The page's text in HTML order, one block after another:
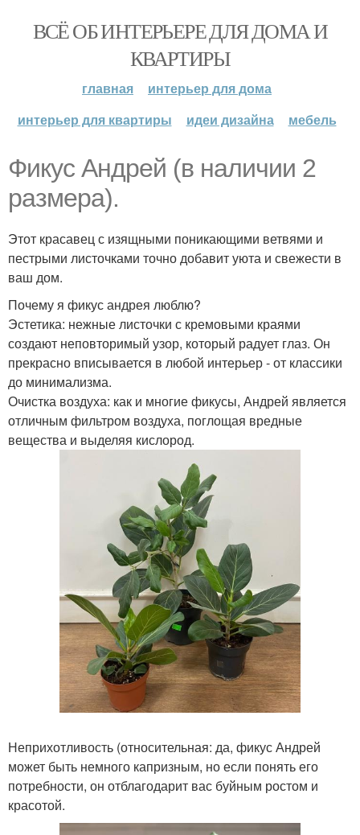
ВСЁ ОБ ИНТЕРЬЕРЕ ДЛЯ ДОМА И
КВАРТИРЫ
главная
интерьер для дома
интерьер для квартиры
идеи дизайна мебель
Фикус Андрей (в наличии 2
размера).
Этот красавец с изящными поникающими ветвями и
пестрыми листочками точно добавит уюта и свежести в
ваш дом.
Почему я фикус андрея люблю?
Эстетика: нежные листочки с кремовыми краями
создают неповторимый узор, который радует глаз. Он
прекрасно вписывается в любой интерьер - от классики
до минимализма.
Очистка воздуха: как и многие фикусы, Андрей является
отличным фильтром воздуха, поглощая вредные
вещества и выделяя кислород.
Неприхотливость (относительная: да, фикус Андрей
может быть немного капризным, но если понять его
потребности, он отблагодарит вас буйным ростом и
красотой.